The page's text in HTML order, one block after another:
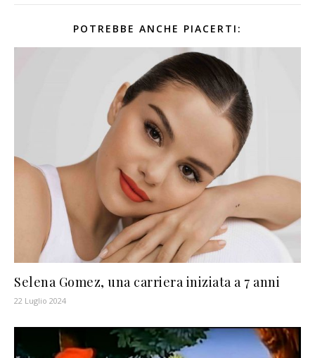
POTREBBE ANCHE PIACERTI:
Selena Gomez, una carriera iniziata a 7 anni
22 Luglio 2024